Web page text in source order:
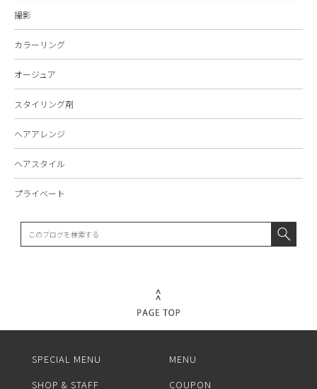
撮影
カラーリング
オージュア
スタイリング剤
ヘアアレンジ
ヘアスタイル
プライベート
SPECIAL MENU
MENU
SHOP & STAFF
COUPON